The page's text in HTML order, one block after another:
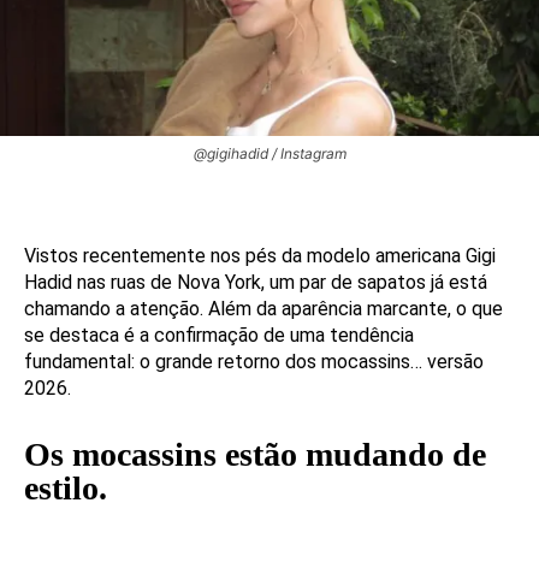
@gigihadid / Instagram
Vistos recentemente nos pés da modelo americana Gigi
Hadid nas ruas de Nova York, um par de sapatos já está
chamando a atenção. Além da aparência marcante, o que
se destaca é a confirmação de uma tendência
fundamental: o grande retorno dos mocassins… versão
2026.
Os mocassins estão mudando de
estilo.